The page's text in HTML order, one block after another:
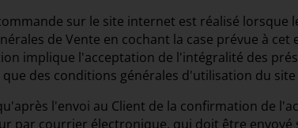
sur le site internet est réalisé lorsque
de Vente en cochant la case prévue à cet
implique l'acceptation de l'intégralité des
que des conditions générales d'utilisation du
l'envoi au Client de la confirmation de
par courrier électronique, qui doit être envoyé